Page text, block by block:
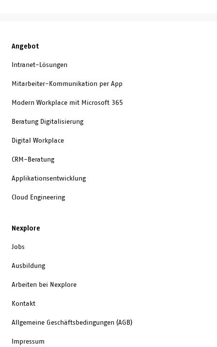
Angebot
Intranet-Lösungen
Mitarbeiter-Kommunikation per App
Modern Workplace mit Microsoft 365
Beratung Digitalisierung
Digital Workplace
CRM-Beratung
Applikationsentwicklung
Cloud Engineering
Nexplore
Jobs
Ausbildung
Arbeiten bei Nexplore
Kontakt
Allgemeine Geschäftsbedingungen (AGB)
Impressum